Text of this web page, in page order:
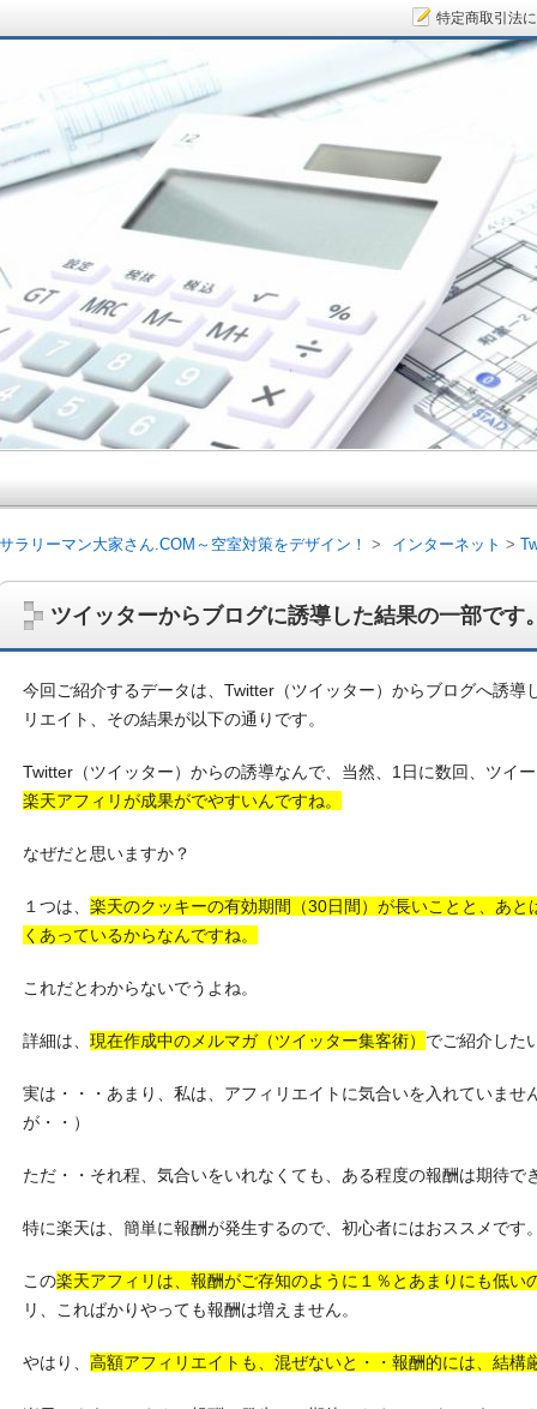
ツイッターからブログに誘導した結果の一部です
今回ご紹介するデータは、Twitter（ツイッター）からブログへ誘導
リエイト、その結果が以下の通りです。
Twitter（ツイッター）からの誘導なんで、当然、1日に数回、ツイ
楽天アフィリが成果がでやすいんですね。
なぜだと思いますか？
１つは、 楽天のクッキーの有効期間（30日間）が長いことと、あ
くあっているからなんですね。
これだとわからないでうよね。
詳細は、 現在作成中のメルマガ（ツイッター集客術） でご紹介した
実は・・・あまり、私は、アフィリエイトに気合いを入れていませ
が・・）
ただ・・それ程、気合いをいれなくても、ある程度の報酬は期待で
特に楽天は、簡単に報酬が発生するので、初心者にはおススメです
この楽天アフィリは、報酬がご存知のように１％とあまりにも低い
リ、こればかりやっても報酬は増えません。
やはり、 高額アフィリエイトも、混ぜないと・・報酬的には、結構
サラリーマン大家さん.COM～空室対策をデザイン！ インターネット
サラリーマン大家さん.COM～空
サラリーマン大家さんを応援！マンション経営、アパート経営の空室
ム、大家さん自ら行うネット集客、コンセプト賃貸の導入を研究する
特定商取引法